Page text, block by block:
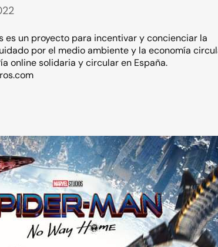
es un proyecto para incentivar y concienciar la
por el medio ambiente y la economía
online solidaria y circular en España.